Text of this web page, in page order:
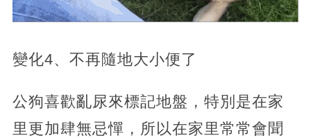
變化4、不再隨地大小便了
公狗喜歡亂尿來標記地盤，特別是在家
里更加肆無忌憚，所以在家里常常會聞